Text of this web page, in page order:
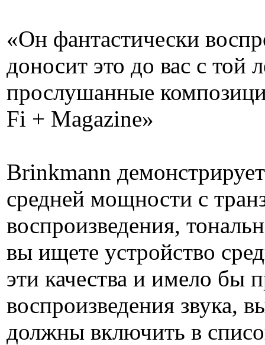
«Он фантастически
доносит это до вас с той
прослушанные
Fi + Magazine»
Brinkmann
средней мощности с
воспроизведения,
вы ищете устройство
эти качества и имело бы
воспроизведения звука,
должны включить в